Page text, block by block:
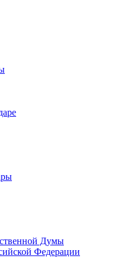
Думы
Федерации